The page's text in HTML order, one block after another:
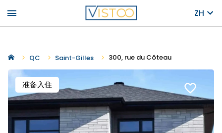
menu ZH
QC Saint-Gilles 300, rue du Côteau
准备入住 favorite_border